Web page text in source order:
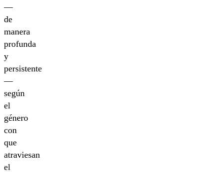
—
de
manera
profunda
y
persistente
—
según
el
género
con
que
atraviesan
el